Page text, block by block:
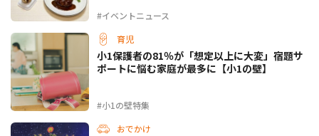
#イベントニュース
育児
#小1の壁特集
小1保護者の81％が「想定以上に大変」宿題サ
ポートに悩む家庭が最多に【小1の壁】
おでかけ